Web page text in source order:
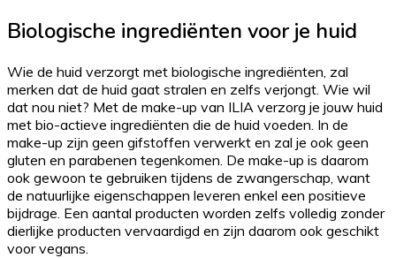
Biologische ingrediënten voor je huid
Wie de huid verzorgt met biologische ingrediënten, zal
merken dat de huid gaat stralen en zelfs verjongt. Wie wil
dat nou niet? Met de make-up van ILIA verzorg je jouw huid
met bio-actieve ingrediënten die de huid voeden. In de
make-up zijn geen gifstoffen verwerkt en zal je ook geen
gluten en parabenen tegenkomen. De make-up is daarom
ook gewoon te gebruiken tijdens de zwangerschap, want
de natuurlijke eigenschappen leveren enkel een positieve
bijdrage. Een aantal producten worden zelfs volledig zonder
dierlijke producten vervaardigd en zijn daarom ook geschikt
voor vegans.